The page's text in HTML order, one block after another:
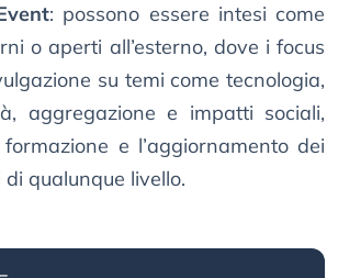
: possono essere intesi come
o aperti all’esterno, dove i focus
su temi come tecnologia,
aggregazione e impatti sociali,
e l’aggiornamento dei
qualunque livello.